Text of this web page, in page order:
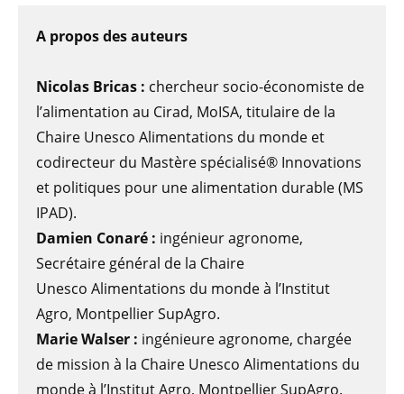
A propos des auteurs
Nicolas Bricas : chercheur socio-économiste de
l’alimentation au Cirad, MoISA, titulaire de la
Chaire Unesco Alimentations du monde et
codirecteur du Mastère spécialisé® Innovations
et politiques pour une alimentation durable (MS
IPAD).
Damien Conaré : ingénieur agronome,
Secrétaire général de la Chaire
Unesco Alimentations du monde à l’Institut
Agro, Montpellier SupAgro.
Marie Walser : ingénieure agronome, chargée
de mission à la Chaire Unesco Alimentations du
monde à l’Institut Agro, Montpellier SupAgro.